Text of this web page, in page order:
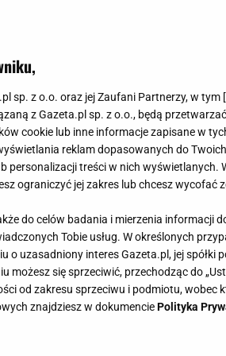
sp. z o.o. oraz jej Zaufani Partnerzy, w tym [
z Gazeta.pl sp. z o.o., będą
cookie lub inne informacje zapisane w
reklam dopasowanych do
personalizacji treści w nich wyświetlanych.
ograniczyć jej zakres lub chcesz wycofać
do celów badania i mierzenia informacji
Tobie usług. W określonych
o uzasadniony interes Gazeta.pl, jej spółki
możesz się sprzeciwić, przechodząc do
od zakresu sprzeciwu i podmiotu, wobec
znajdziesz w dokumenciePolityka